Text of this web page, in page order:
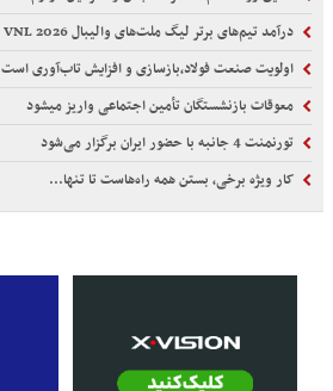
درآمد تیم‌های برتر لیگ ملت‌های والیبال VNL 2026
اولویت صنعت فولاد،بازسازی و افزایش تاب‌آوری است
معوقات بازنشستگان تأمین اجتماعی واریز میشود
تورنمنت 4 جانبه با حضور ایران برگزار می‌شود
کار ویژه برخی، بستن همه راه‌هاست تا تنها...